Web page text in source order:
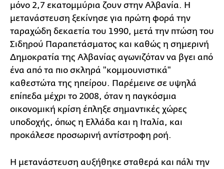
μόνο 2,7 εκατομμύρια ζουν στην Αλβανία. Η
μετανάστευση ξεκίνησε για πρώτη φορά την
ταραχώδη δεκαετία του 1990, μετά την πτώση του
Σιδηρού Παραπετάσματος και καθώς η σημερινή
Δημοκρατία της Αλβανίας αγωνιζόταν να βγει από
ένα από τα πιο σκληρά "κομμουνιστικά"
καθεστώτα της ηπείρου. Παρέμεινε σε υψηλά
επίπεδα μέχρι το 2008, όταν η παγκόσμια
οικονομική κρίση έπληξε σημαντικές χώρες
υποδοχής, όπως η Ελλάδα και η Ιταλία, και
προκάλεσε προσωρινή αντίστροφη ροή.
Η μετανάστευση αυξήθηκε σταθερά και πάλι την